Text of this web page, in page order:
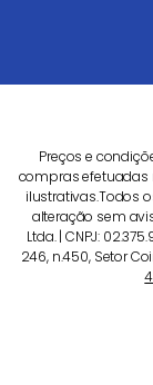
Preços e
compras efetuadas
ilustrativas.Todos
alteração sem
Ltda. | CNPJ:
246, n.450, Setor